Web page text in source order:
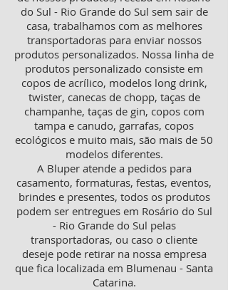
do Sul - Rio Grande do Sul sem sair de
casa, trabalhamos com as melhores
transportadoras para enviar nossos
produtos personalizados. Nossa linha de
produtos personalizado consiste em
copos de acrílico, modelos long drink,
twister, canecas de chopp, taças de
champanhe, taças de gin, copos com
tampa e canudo, garrafas, copos
ecológicos e muito mais, são mais de 50
modelos diferentes.
A Bluper atende a pedidos para
casamento, formaturas, festas, eventos,
brindes e presentes, todos os produtos
podem ser entregues em Rosário do Sul
- Rio Grande do Sul pelas
transportadoras, ou caso o cliente
deseje pode retirar na nossa empresa
que fica localizada em Blumenau - Santa
Catarina.